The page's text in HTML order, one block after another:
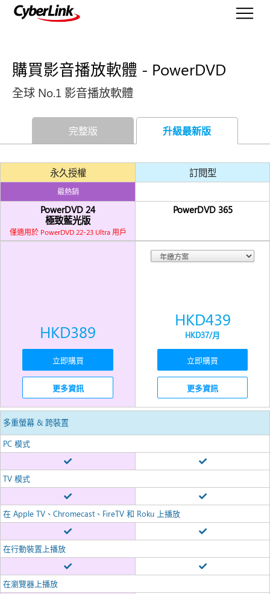
購買影音播放軟體 - PowerDVD
全球 No.1 影音播放軟體
完整版 升級最新版
永久授權 訂閱型
最熱銷
PowerDVD 24
極致藍光版
僅適用於 PowerDVD 22-23 Ultra 用戶
PowerDVD 365
HKD389
立即購買
更多資訊
HKD439
HKD37/月
立即購買
更多資訊
多重螢幕 & 跨裝置
PC 模式
TV 模式
在 Apple TV、Chromecast、FireTV 和 Roku 上播放
在行動裝置上播放
在瀏覽器上播放